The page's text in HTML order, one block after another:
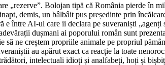
„rezerve”. Bolojan tipă că România pierde în
demis, un bâlbâit pus președinte prin
între AI-ul care ii declara pe suveraniști
dușmani ai poporului român sunt
să ne creștem propriile animale pe propriul
au apărut exact ca reacție la toate
intelectuali idioți și analfabeți, hoți și